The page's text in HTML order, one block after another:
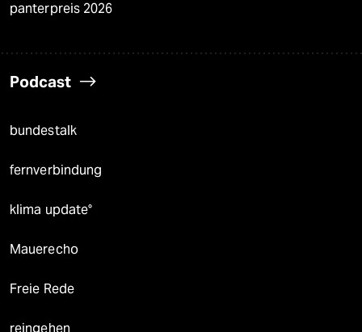
panterpreis 2026
Podcast
bundestalk
fernverbindung
klima update°
Mauerecho
Freie Rede
reingehen